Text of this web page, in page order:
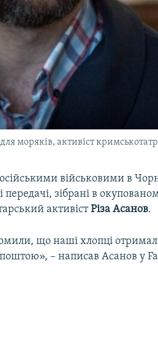
моряків, активіст
військовими в
передачі, зібрані в
активістРіза Асанов.
що наші хлопці
поштою», – написав Асанов у